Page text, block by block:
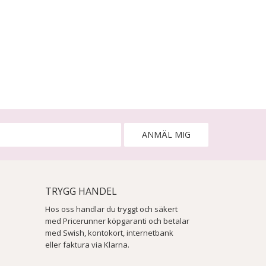
ANMÄL MIG
TRYGG HANDEL
Hos oss handlar du tryggt och säkert
med Pricerunner köpgaranti och betalar
med Swish, kontokort, internetbank
eller faktura via Klarna.